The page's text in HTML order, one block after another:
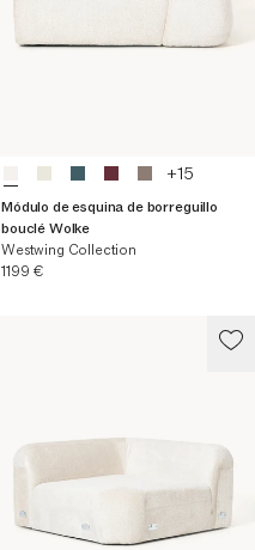
+15
Módulo de esquina de borreguillo
bouclé Wolke
Westwing Collection
Precio actual
1199 €